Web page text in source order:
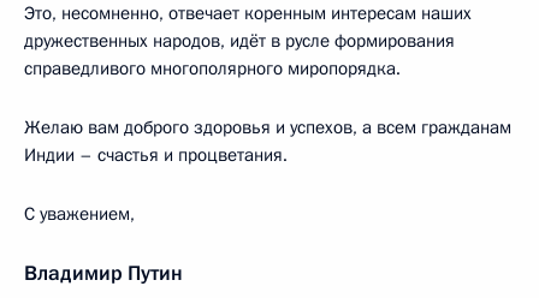
Это, несомненно, отвечает коренным интересам наших
дружественных народов, идёт в русле формирования
справедливого многополярного миропорядка.
Желаю вам доброго здоровья и успехов, а всем гражданам
Индии – счастья и процветания.
С уважением,
Владимир Путин